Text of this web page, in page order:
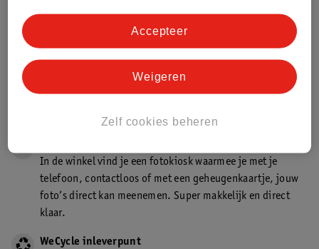
winkel. Zo hoef je niet thuis te blijven voor de Kruidvat
Kruidvat is een gecertificeerd drogist. Dit betekent dat je
winkel én online!
In de winkel vind je een fotokiosk waarmee je met je
telefoon, contactloos of met een geheugenkaartje, jouw
foto’s direct kan meenemen. Super makkelijk en direct
klaar.
WeCycle inleverpunt
Zelf cookies beheren
Weigeren
Accepteer